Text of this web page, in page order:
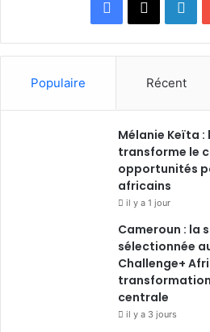
Facebook
X
Populaire Récent
Mélanie Keïta :
transforme le
opportunités
africains
il y a 1 jour
Cameroun : la
sélectionnée
Challenge+
centrale
il y a 3 jours